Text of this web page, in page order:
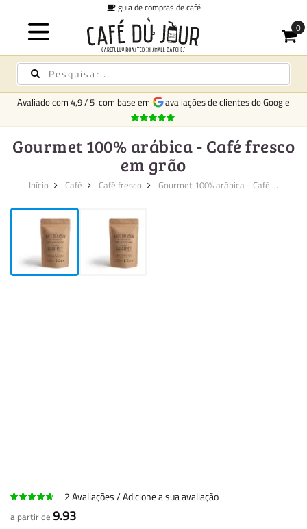
guia de compras de café
Avaliado com 4,9/5 com base em avaliações de clientes do Google
Gourmet 100% arábica - Café fresco
em grão
Início Café Café fresco Gourmet 100% arábica - Café ...
2Avaliações Adicione a sua avaliação
a partir de 9.93